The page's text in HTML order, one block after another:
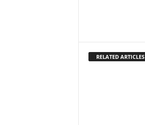
RELATED ARTICLES